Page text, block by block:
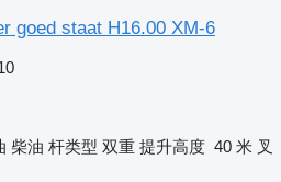
goed staat H16.00 XM-6
柴油 杆类型 双重 提升高度 40 米 叉